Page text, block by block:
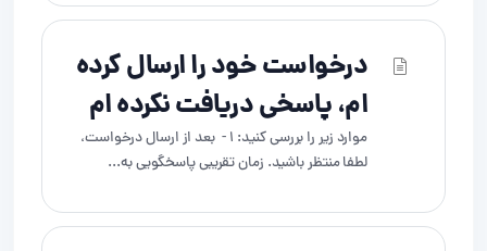
درخواست خود را ارسال کرده
ام، پاسخی دریافت نکرده ام
موارد زیر را بررسی کنید: 1 - بعد از ارسال درخواست،
لطفا منتظر باشید. زمان تقریبی پاسخگویی به...